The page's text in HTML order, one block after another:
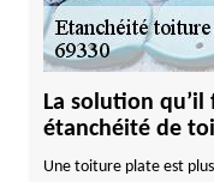
La solution
étanchéité de
Une toiture plate est